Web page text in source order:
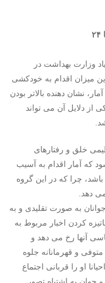
وزارت بهداشت در
میزان اقدام به خودکشی
همچنین آمار، نشان دهنده بالاتر بودن
از دلایل آن می تواند
خلق و رفتارهای
که آمار اقدام به آسیب
چرا که در این گروه
دهد.
به صورت تقلیدی و به
کردن اخبار مربوط به
آنها رخ می دهد و
و قهرمانانه جلوه
او را قربانی اجتماع